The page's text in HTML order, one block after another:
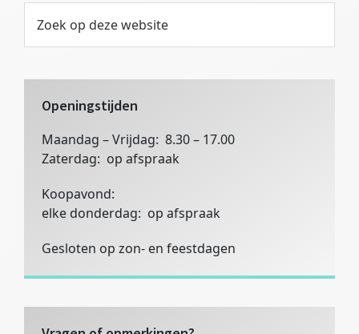
Primaire
Sidebar
op
deze
Openingstijden
Maandag – Vrijdag: 8.30 – 17.00
Zaterdag: op afspraak
Koopavond:
elke donderdag: op afspraak
Gesloten op zon- en feestdagen